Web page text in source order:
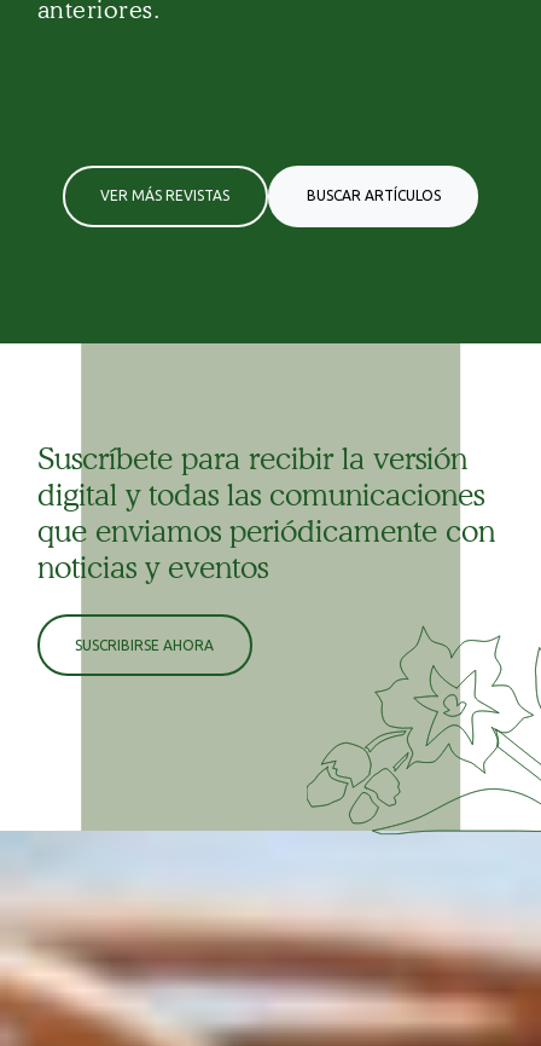
anteriores.
VER MÁS REVISTAS BUSCAR ARTÍCULOS
Suscríbete para recibir la versión
digital y todas las comunicaciones
que enviamos periódicamente con
noticias y eventos
SUSCRIBIRSE AHORA